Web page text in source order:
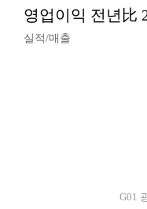
영업이익 전년比
실적/매출
G01